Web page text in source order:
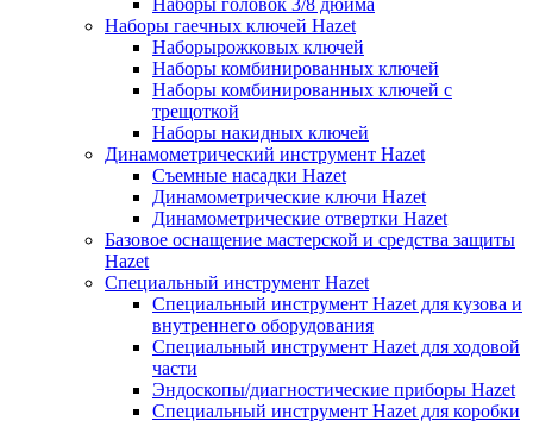
Наборы головок 3/8 дюйма
Наборы гаечных ключей Hazet
Наборырожковых ключей
Наборы комбинированных ключей
Наборы комбинированных ключей с
трещоткой
Наборы накидных ключей
Динамометрический инструмент Hazet
Съемные насадки Hazet
Динамометрические ключи Hazet
Динамометрические отвертки Hazet
Базовое оснащение мастерской и средства защиты
Hazet
Специальный инструмент Hazet
Специальный инструмент Hazet для кузова и
внутреннего оборудования
Специальный инструмент Hazet для ходовой
части
Эндоскопы/диагностические приборы Hazet
Специальный инструмент Hazet для коробки